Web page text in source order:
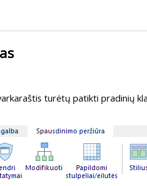
turėtų patikti pradinių